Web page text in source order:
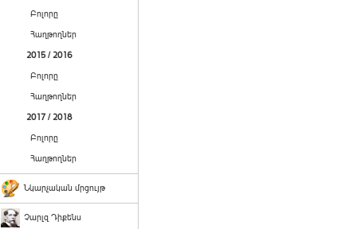
Բոլորը
Հաղթողներ
2015 / 2016
Բոլորը
Հաղթողներ
2017 / 2018
Բոլորը
Հաղթողներ
Նկարչական մրցույթ
Չարլզ Դիքենս